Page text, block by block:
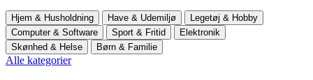
Hjem & Husholdning Have & Udemiljø
Legetøj & Hobby
Computer & Software
Sport & Fritid
Elektronik
Skønhed & Helse
Børn & Familie
Alle kategorier